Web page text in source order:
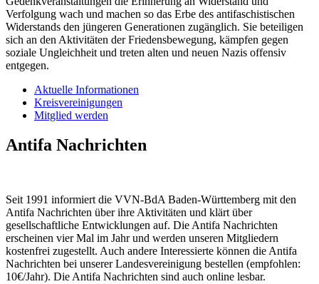
Verfolgung wach und machen so das Erbe des antifaschistischen
Widerstands den jüngeren Generationen zugänglich. Sie beteiligen
sich an den Aktivitäten der Friedensbewegung, kämpfen gegen
soziale Ungleichheit und treten alten und neuen Nazis offensiv
entgegen.
Aktuelle Informationen
Kreisvereinigungen
Mitglied werden
Antifa Nachrichten
Seit 1991 informiert die VVN-BdA Baden-Württemberg mit den
Antifa Nachrichten über ihre Aktivitäten und klärt über
gesellschaftliche Entwicklungen auf. Die Antifa Nachrichten
erscheinen vier Mal im Jahr und werden unseren Mitgliedern
kostenfrei zugestellt. Auch andere Interessierte können die Antifa
Nachrichten bei unserer Landesvereinigung bestellen (empfohlen:
10€/Jahr). Die Antifa Nachrichten sind auch online lesbar.